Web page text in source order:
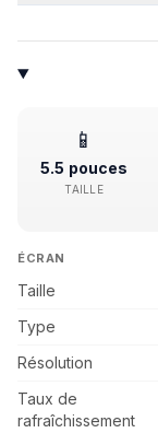
📱
5.5 pouces
TAILLE
ÉCRAN
Taille
Type
Résolution
Taux de
rafraîchissement